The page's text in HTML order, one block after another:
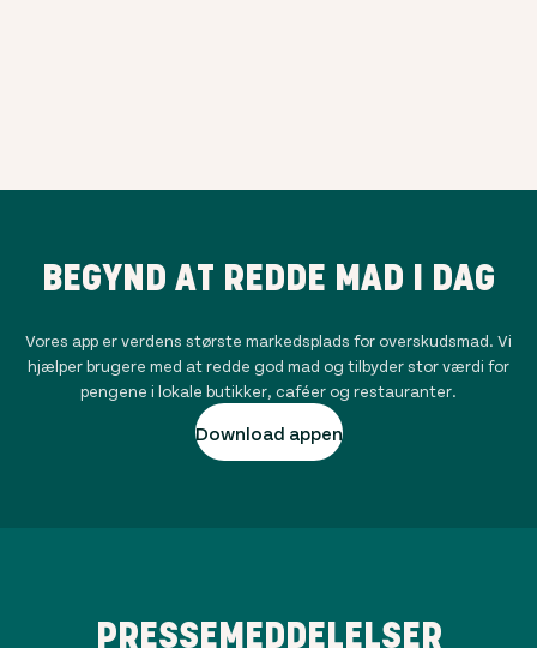
BEGYND AT REDDE MAD I DAG
Vores app er verdens største markedsplads for overskudsmad. Vi
hjælper brugere med at redde god mad og tilbyder stor værdi for
pengene i lokale butikker, caféer og restauranter.
Download appen
PRESSEMEDDELELSER